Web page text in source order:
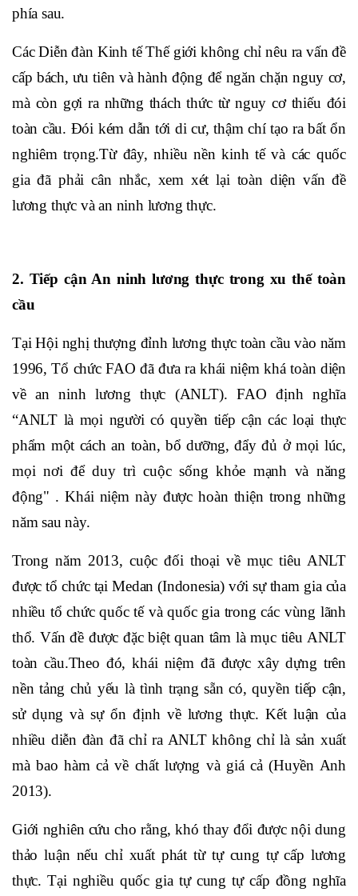
phía sau.
Các Diễn đàn Kinh tế Thế giới không chỉ nêu ra vấn đề
cấp bách, ưu tiên và hành động để ngăn chặn nguy cơ,
mà còn gợi ra những thách thức từ nguy cơ thiếu đói
toàn cầu. Đói kém dẫn tới di cư, thậm chí tạo ra bất ổn
nghiêm trọng.Từ đây, nhiều nền kinh tế và các quốc
gia đã phải cân nhắc, xem xét lại toàn diện vấn đề
lương thực và an ninh lương thực.
2. Tiếp cận An ninh lương thực trong xu thế toàn
cầu
Tại Hội nghị thượng đỉnh lương thực toàn cầu vào năm
1996, Tổ chức FAO đã đưa ra khái niệm khá toàn diện
về an ninh lương thực (ANLT). FAO định nghĩa
“ANLT là mọi người có quyền tiếp cận các loại thực
phẩm một cách an toàn, bổ dưỡng, đẩy đủ ở mọi lúc,
mọi nơi để duy trì cuộc sống khỏe mạnh và năng
động" . Khái niệm này được hoàn thiện trong những
năm sau này.
Trong năm 2013, cuộc đối thoại về mục tiêu ANLT
được tổ chức tại Medan (Indonesia) với sự tham gia của
nhiều tổ chức quốc tế và quốc gia trong các vùng lãnh
thổ. Vấn đề được đặc biệt quan tâm là mục tiêu ANLT
toàn cầu.Theo đó, khái niệm đã được xây dựng trên
nền tảng chủ yếu là tình trạng sẵn có, quyền tiếp cận,
sử dụng và sự ổn định về lương thực. Kết luận của
nhiều diễn đàn đã chỉ ra ANLT không chỉ là sản xuất
mà bao hàm cả về chất lượng và giá cả (Huyền Anh
2013).
Giới nghiên cứu cho rằng, khó thay đổi được nội dung
thảo luận nếu chỉ xuất phát từ tự cung tự cấp lương
thực. Tại nghiều quốc gia tự cung tự cấp đồng nghĩa